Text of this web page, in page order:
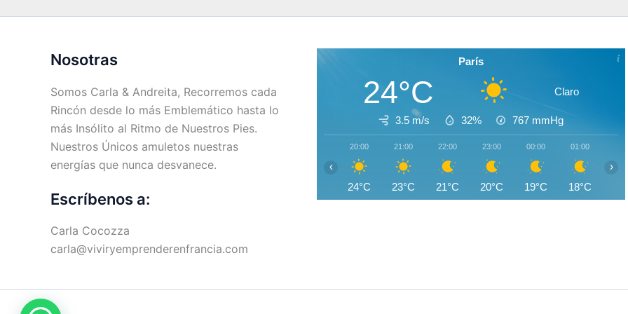
Nosotras
Somos Carla & Andreita, Recorremos cada
Rincón desde lo más Emblemático hasta lo
más Insólito al Ritmo de Nuestros Pies.
Nuestros Únicos amuletos nuestras
energías que nunca desvanece.
Escríbenos a:
Carla Cocozza
carla@viviryemprenderenfrancia.com
París
24°C Claro
3.5 m/s 32% 767 mmHg
20:00
24°C
21:00
23°C
22:00
21°C
23:00
20°C
00:00
19°C
01:00
18°C
‹ ›